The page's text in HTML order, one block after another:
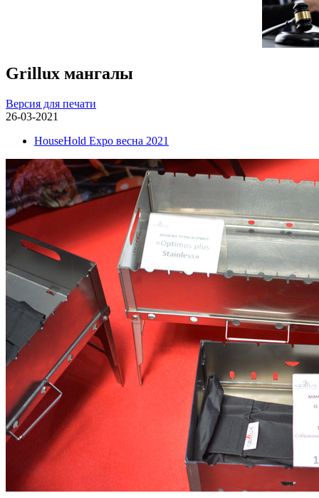
Grillux мангалы
Версия для печати
26-03-2021
HouseHold Expo весна 2021